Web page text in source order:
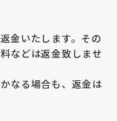
金いたします。その
などは返金致しませ
なる場合も、返金は